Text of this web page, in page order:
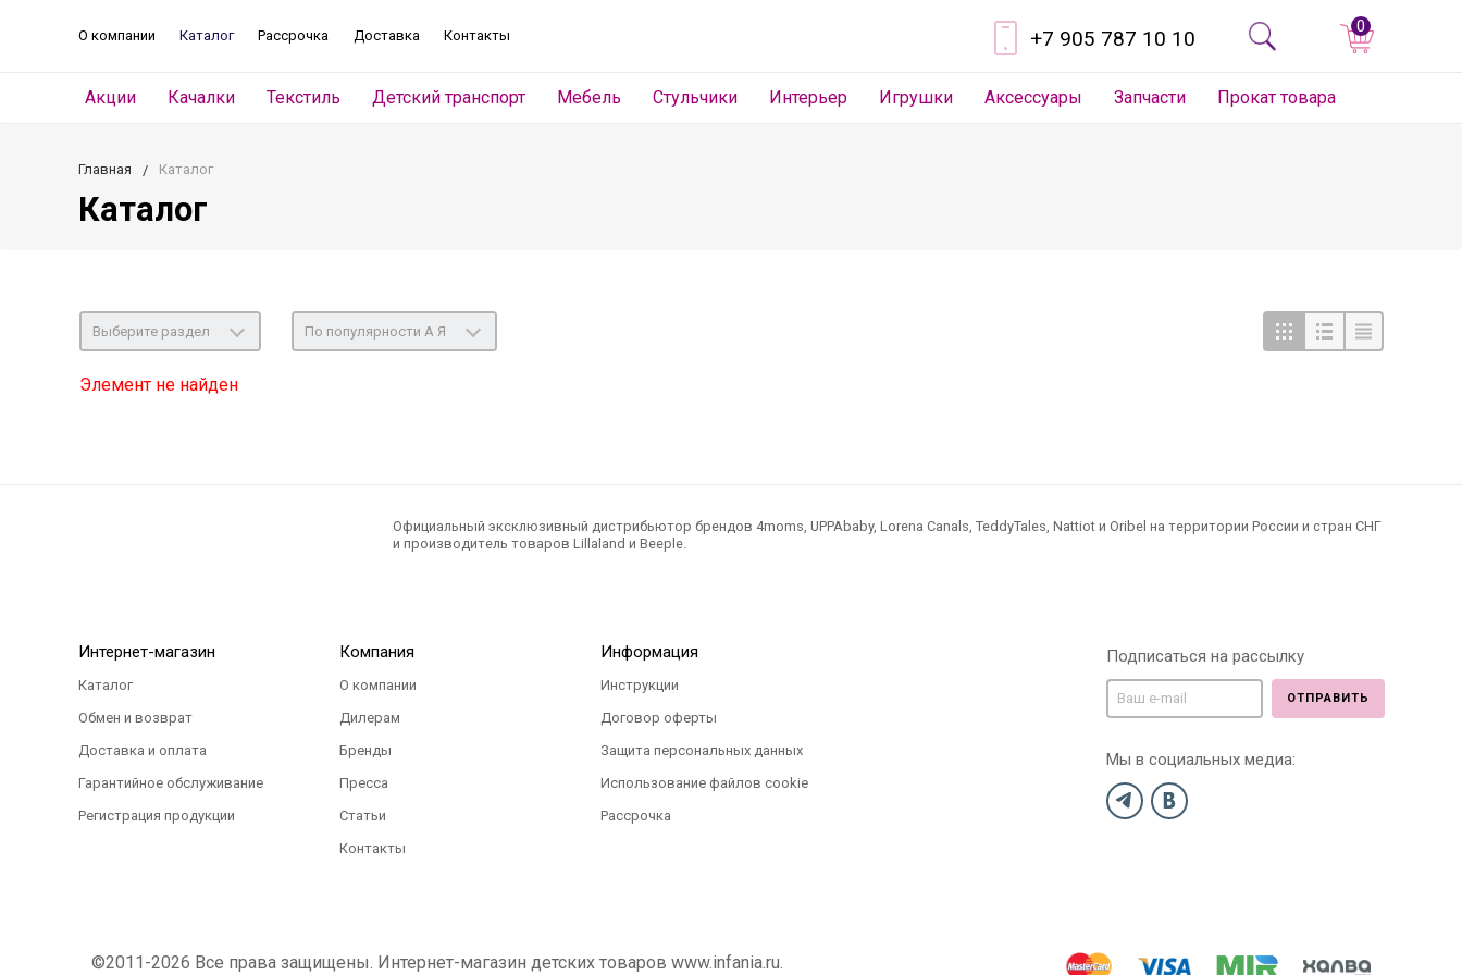
О компании Каталог Рассрочка Доставка Контакты +7 905 787 10 10 0
Акции Качалки Текстиль Детский транспорт Мебель Стульчики Интерьер Игрушки Аксессуары Запчасти Прокат товара
Главная Каталог
Каталог
Выберите раздел По популярности А Я
Элемент не найден
Официальный эксклюзивный дистрибьютор брендов 4moms, UPPAbaby, Lorena Canals, TeddyTales, Nattiot и Oribel на территории России и стран СНГ
и производитель товаров Lillaland и Beeple.
Интернет-магазин
Каталог
Обмен и возврат
Доставка и оплата
Гарантийное обслуживание
Регистрация продукции
Компания
О компании
Дилерам
Бренды
Пресса
Статьи
Контакты
Информация
Инструкции
Договор оферты
Защита персональных данных
Использование файлов cookie
Рассрочка
Подписаться на рассылку
ОТПРАВИТЬ
Мы в социальных медиа:
©2011-2026 Все права защищены. Интернет-магазин детских товаров www.infania.ru.